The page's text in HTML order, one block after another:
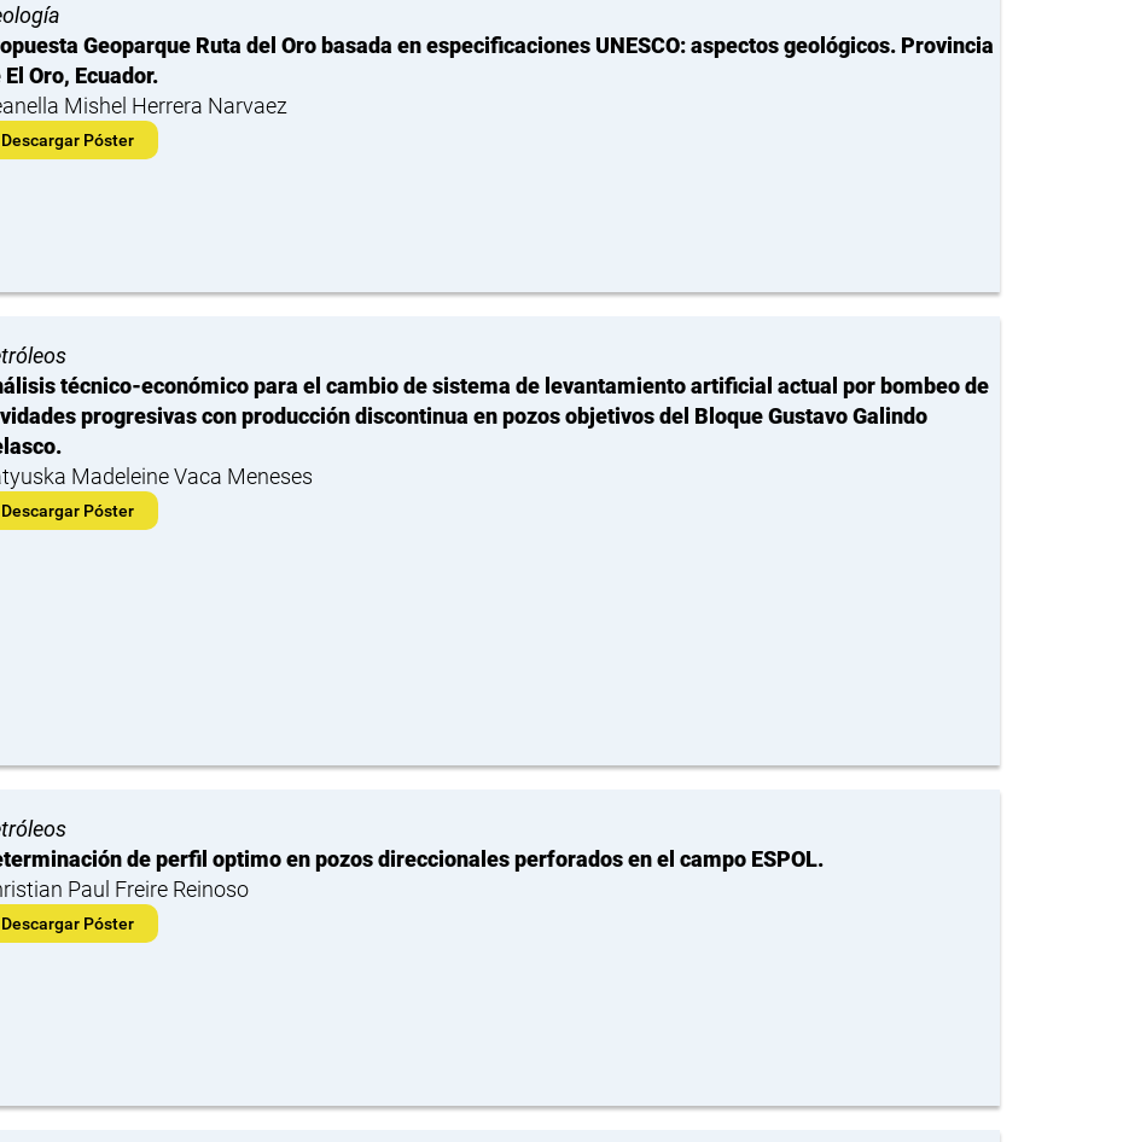
Geoparque Ruta del Oro basada en especificaciones UNESCO: aspectos geológicos. Provincia
El Oro, Ecuador.
Mishel Herrera Narvaez
Descargar Póster
técnico-económico para el cambio de sistema de levantamiento artificial actual por bombeo de
progresivas con producción discontinua en pozos objetivos del Bloque Gustavo Galindo
Madeleine Vaca Meneses
Descargar Póster
de perfil optimo en pozos direccionales perforados en el campo ESPOL.
Paul Freire Reinoso
Descargar Póster